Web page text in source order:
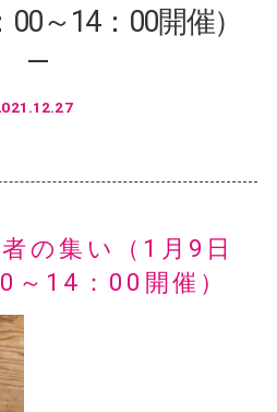
～14：00開催）
の集い（1月9日
14：00開催）